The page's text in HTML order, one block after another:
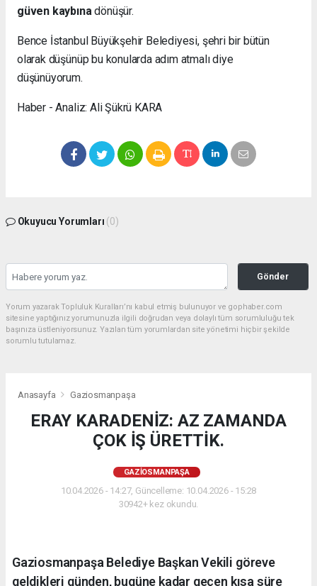
güven kaybına dönüşür.
Bence İstanbul Büyükşehir Belediyesi, şehri bir bütün
olarak düşünüp bu konularda adım atmalı diye
düşünüyorum.
Haber - Analiz: Ali Şükrü KARA
Okuyucu Yorumları (0)
Gönder
Yorum yazarak Topluluk Kuralları’nı kabul etmiş bulunuyor ve gophaber.com
sitesine yaptığınız yorumunuzla ilgili doğrudan veya dolaylı tüm sorumluluğu tek
başınıza üstleniyorsunuz. Yazılan tüm yorumlardan site yönetimi hiçbir şekilde
sorumlu tutulamaz.
Anasayfa Gaziosmanpaşa
ERAY KARADENİZ: AZ ZAMANDA
ÇOK İŞ ÜRETTİK.
GAZIOSMANPAŞA
10.04.2026 - 14:27, Güncelleme: 10.04.2026 - 15:28
30942+ kez okundu.
Gaziosmanpaşa Belediye Başkan Vekili göreve
geldikleri günden, bugüne kadar geçen kısa süre